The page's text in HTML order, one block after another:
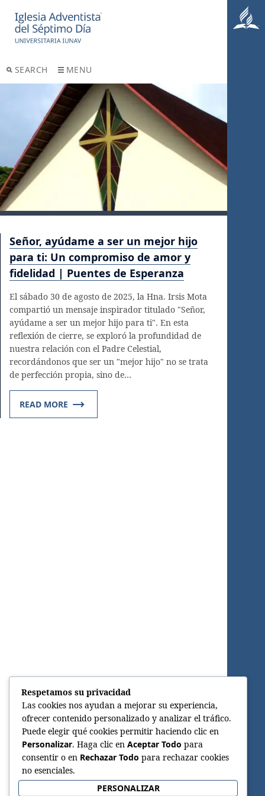
SEARCH MENU
Señor, ayúdame a ser un mejor hijo
para ti: Un compromiso de amor y
fidelidad | Puentes de Esperanza
El sábado 30 de agosto de 2025, la Hna. Irsis Mota
compartió un mensaje inspirador titulado "Señor,
ayúdame a ser un mejor hijo para ti". En esta
reflexión de cierre, se exploró la profundidad de
nuestra relación con el Padre Celestial,
recordándonos que ser un "mejor hijo" no se trata
de perfección propia, sino de…
READ MORE
Respetamos su privacidad
Las cookies nos ayudan a mejorar su experiencia,
ofrecer contenido personalizado y analizar el tráfico.
Puede elegir qué cookies permitir haciendo clic en
Personalizar. Haga clic en Aceptar Todo para
consentir o en Rechazar Todo para rechazar cookies
no esenciales.
PERSONALIZAR